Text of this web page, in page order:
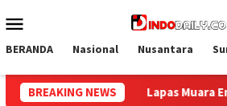
ke
Mobile
BERANDA Nasional Nusantara
BREAKING NEWS
Sosial Donor Darah dalam Rangka